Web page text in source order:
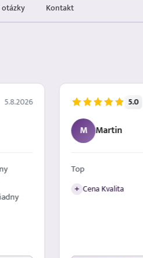
otázky Kontakt
5.8.2026 5.0
M Martin
Top
+ Cena Kvalita